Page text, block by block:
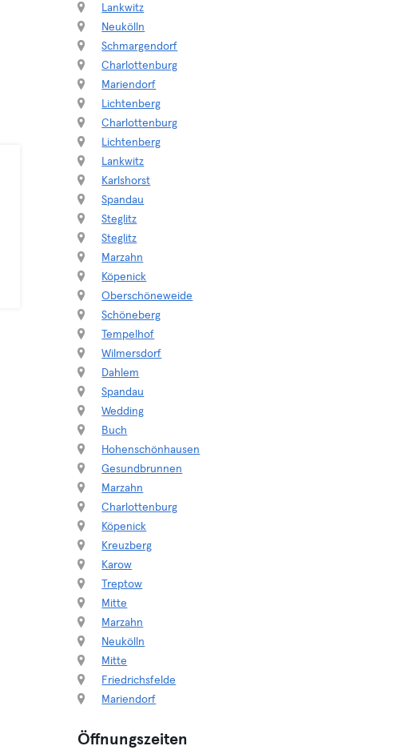
Lankwitz
Neukölln
Schmargendorf
Charlottenburg
Mariendorf
Lichtenberg
Charlottenburg
Lichtenberg
Lankwitz
Karlshorst
Spandau
Steglitz
Steglitz
Marzahn
Köpenick
Oberschöneweide
Schöneberg
Tempelhof
Wilmersdorf
Dahlem
Spandau
Wedding
Buch
Hohenschönhausen
Gesundbrunnen
Marzahn
Charlottenburg
Köpenick
Kreuzberg
Karow
Treptow
Mitte
Marzahn
Neukölln
Mitte
Friedrichsfelde
Mariendorf
Öffnungszeiten